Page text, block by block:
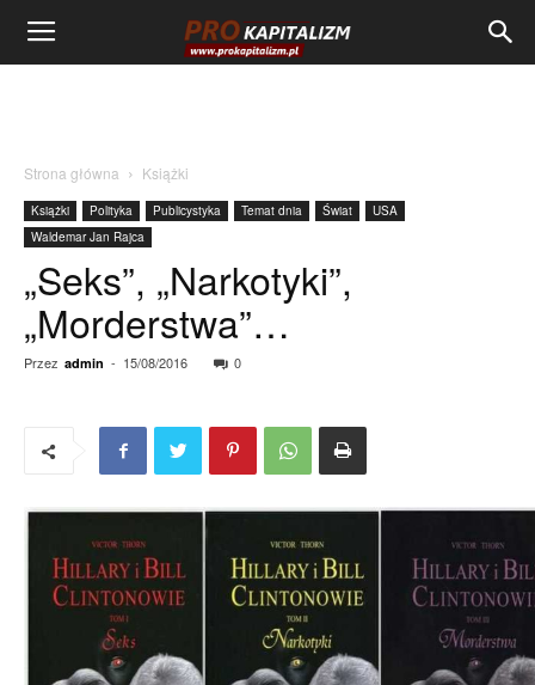
Strona główna Książki
Książki Polityka Publicystyka Temat dnia Świat
USA
Waldemar Jan Rajca
„Seks”, „Narkotyki”,
„Morderstwa”…
Przez admin - 15/08/2016 0